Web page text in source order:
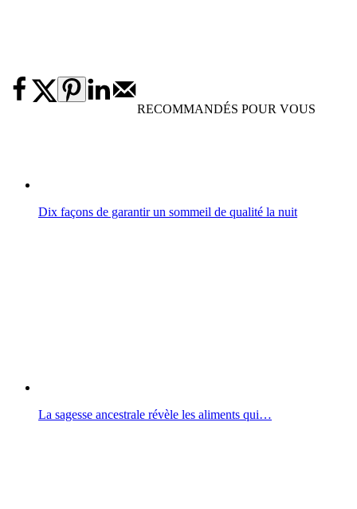
RECOMMANDÉS POUR VOUS
Dix façons de garantir un sommeil de qualité la nuit
La sagesse ancestrale révèle les aliments qui…